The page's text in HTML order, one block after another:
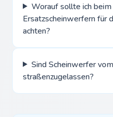
Worauf sollte ich
Ersatzscheinwerfern für
achten?
Sind Scheinwerfer
straßenzugelassen?